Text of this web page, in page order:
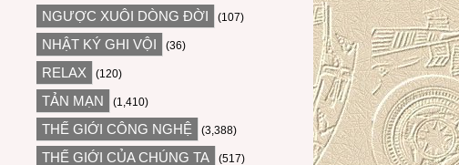
NGƯỢC XUÔI DÒNG ĐỜI (107)
NHẬT KÝ GHI VỘI (36)
RELAX (120)
TẢN MẠN (1,410)
THẾ GIỚI CÔNG NGHỆ (3,388)
THẾ GIỚI CỦA CHÚNG TA (517)